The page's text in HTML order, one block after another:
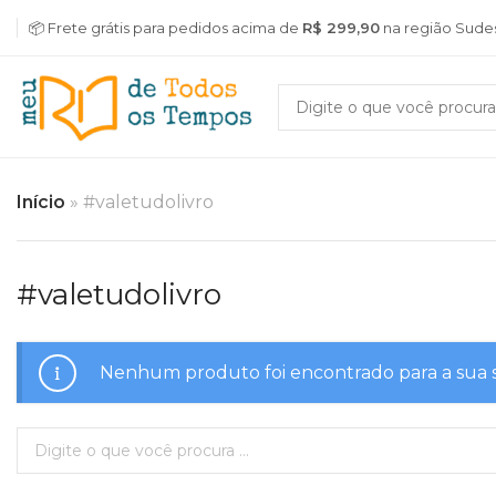
📦 Frete grátis para pedidos acima de R$ 299,90 na região
Início » #valetudolivro
#valetudolivro
Nenhum produto foi encontrado para a sua